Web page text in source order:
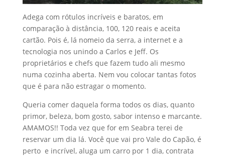
numa cozinha aberta. Nem vou colocar tantas fotos
que é para não estragar o momento.
Queria comer daquela forma todos os dias, quanto
primor, beleza, bom gosto, sabor intenso e marcante.
AMAMOS!! Toda vez que for em Seabra terei de
reservar um dia lá. Você que vai pro Vale do Capão, é
perto e incrível, aluga um carro por 1 dia, contrata
imperdível para tarde toda. Chegamos por volta das
13:00 e só saímos 16:40. Aliás alugar um carro para
visitar a Chapada é providencial por que te dá muito
mais mobilidade para percorrer a zona rural de
diversas cidades.